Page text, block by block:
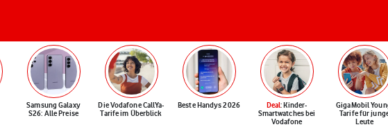
Samsung Galaxy
S26: Alle Preise
Die Vodafone CallYa-
Tarife im Überblick
Beste Handys 2026 Deal: Kinder-
Smartwatches bei
Vodafone
GigaMobil
Tarife für
Leute